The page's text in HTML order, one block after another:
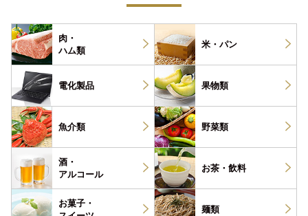
肉・
ハム類
米・パン
電化製品 果物類
魚介類 野菜類
酒・
アルコール
お茶・ 飲料
お菓子・
麺類